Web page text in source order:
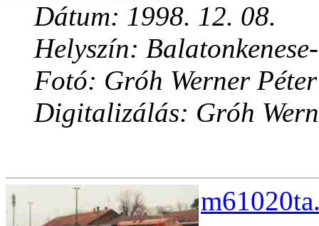
Dátum: 1998. 12. 08.
Helyszín:
Fotó: Gróh Werner Péter
Digitalizálás: Gróh